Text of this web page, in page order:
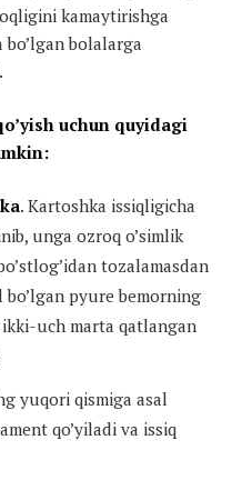
kamaytirishga
bo’lgan bolalarga
uchun quyidagi
. Kartoshka issiqligicha
unga ozroq o’simlik
tozalamasdan
pyure bemorning
uch marta qatlangan
yuqori qismiga asal
qo’yiladi va issiq